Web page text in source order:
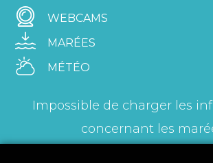
WEBCAMS
MARÉES
MÉTÉO
Impossible de charger les
concernant les